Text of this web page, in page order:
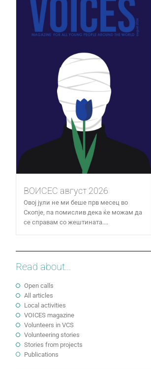
ВОИСЕС август 2026
Овој јули не ми беше прв месец во
Скопје, па помислив дека ќе можам да
се справам со жештината....
Read about...
Open calls
All articles
Local activities
VOICES magazine
Volunteers in VCS
Volunteering stories
Stories from projects
Publications